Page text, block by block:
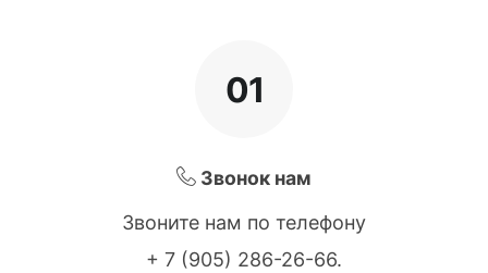
01
Звонок нам
Звоните нам по телефону
+ 7 (905) 286-26-66.